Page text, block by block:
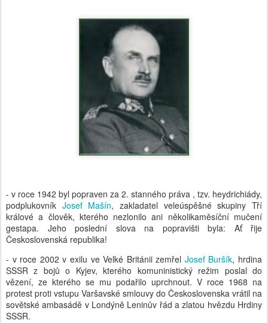
- v roce 1942 byl popraven za 2. stanného práva , tzv. heydrichiády,
podplukovník Josef Mašín, zakladatel veleúspěšné skupiny Tří
králové a člověk, kterého nezlonilo ani několikaměsíční mučení
gestapa. Jeho poslední slova na popravišti byla: Ať řije
Československá republika!
- v roce 2002 v exilu ve Velké Británii zemřel Josef Buršík, hrdina
SSSR z bojů o Kyjev, kterého komuninistický režim poslal do
vězení, ze kterého se mu podařilo uprchnout. V roce 1968 na
protest proti vstupu Varšavské smlouvy do Československa vrátil na
sovětské ambasádě v Londýně Leninův řád a zlatou hvězdu Hrdiny
SSSR.